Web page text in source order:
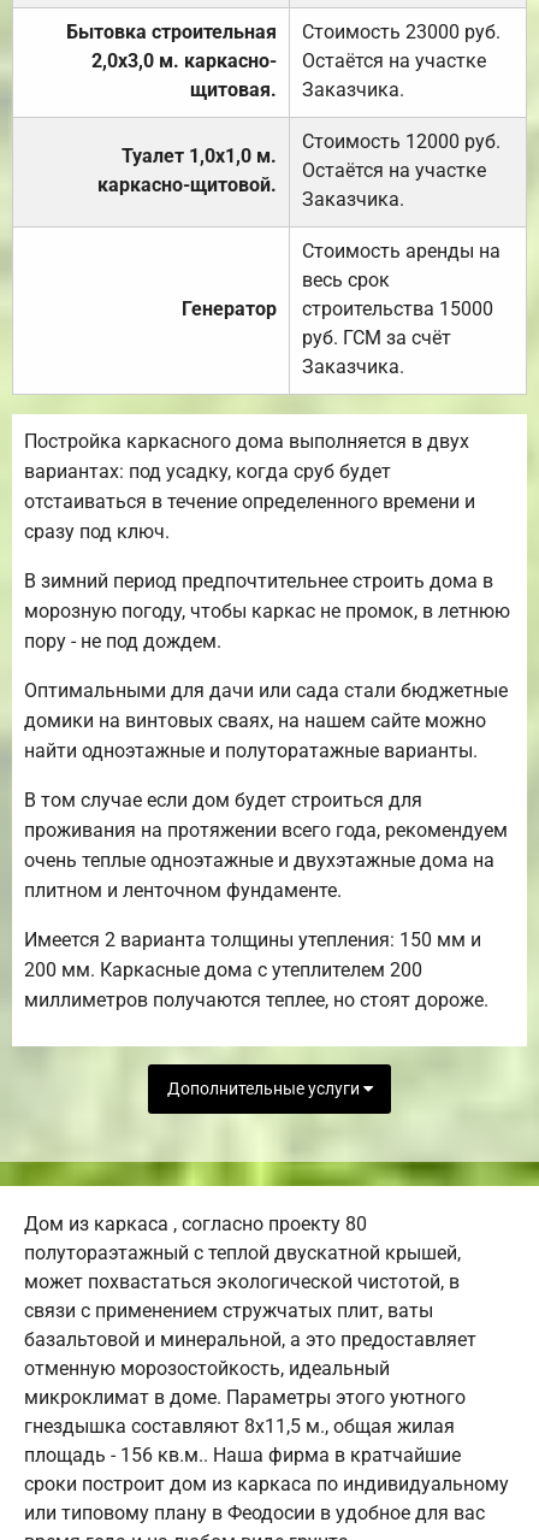
Бытовка строительная
2,0х3,0 м. каркасно-
щитовая.
Стоимость 23000 руб.
Остаётся на участке
Заказчика.
Туалет 1,0х1,0 м.
каркасно-щитовой.
Стоимость 12000 руб.
Остаётся на участке
Заказчика.
Генератор
Стоимость аренды на
весь срок
строительства 15000
руб. ГСМ за счёт
Заказчика.
Постройка каркасного дома выполняется в двух
вариантах: под усадку, когда сруб будет
отстаиваться в течение определенного времени и
сразу под ключ.
В зимний период предпочтительнее строить дома в
морозную погоду, чтобы каркас не промок, в летнюю
пору - не под дождем.
Оптимальными для дачи или сада стали бюджетные
домики на винтовых сваях, на нашем сайте можно
найти одноэтажные и полуторатажные варианты.
В том случае если дом будет строиться для
проживания на протяжении всего года, рекомендуем
очень теплые одноэтажные и двухэтажные дома на
плитном и ленточном фундаменте.
Имеется 2 варианта толщины утепления: 150 мм и
200 мм. Каркасные дома с утеплителем 200
миллиметров получаются теплее, но стоят дороже.
Дополнительные услуги
Дом из каркаса , согласно проекту 80
полутораэтажный с теплой двускатной крышей,
может похвастаться экологической чистотой, в
связи с применением стружчатых плит, ваты
базальтовой и минеральной, а это предоставляет
отменную морозостойкость, идеальный
микроклимат в доме. Параметры этого уютного
гнездышка составляют 8х11,5 м., общая жилая
площадь - 156 кв.м.. Наша фирма в кратчайшие
сроки построит дом из каркаса по индивидуальному
или типовому плану в Феодосии в удобное для вас